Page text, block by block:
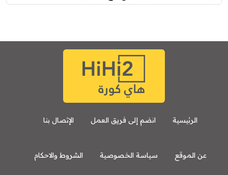
الرئيسية انضم إلى فريق العمل الإتصال بنا
عن الموقع سياسة الخصوصية الشروط والاحكام